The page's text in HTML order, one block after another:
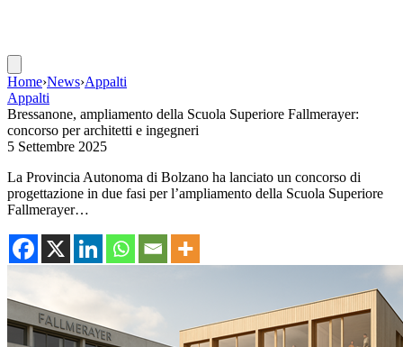
Home›News›Appalti
Appalti
Bressanone, ampliamento della Scuola Superiore Fallmerayer:
concorso per architetti e ingegneri
5 Settembre 2025
La Provincia Autonoma di Bolzano ha lanciato un concorso di
progettazione in due fasi per l’ampliamento della Scuola Superiore
Fallmerayer…